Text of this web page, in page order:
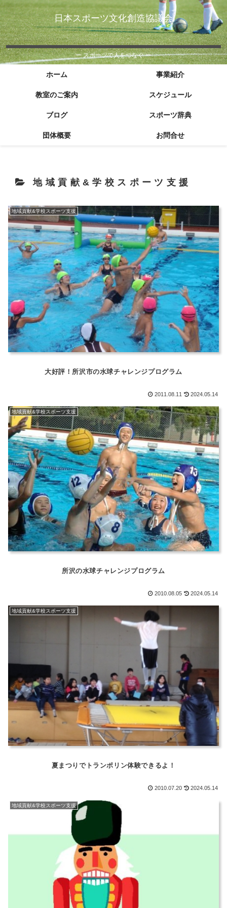
日本スポーツ文化創造協議会
ー スポーツで人をつなぐ ー
ホーム 事業紹介
教室のご案内 スケジュール
ブログ スポーツ辞典
団体概要 お問合せ
地域貢献&学校スポーツ支援
地域貢献&学校スポーツ支援
大好評！所沢市の水球チャレンジプログラム
2011.08.11 2024.05.14
地域貢献&学校スポーツ支援
所沢の水球チャレンジプログラム
2010.08.05 2024.05.14
地域貢献&学校スポーツ支援
夏まつりでトランポリン体験できるよ！
2010.07.20 2024.05.14
地域貢献&学校スポーツ支援